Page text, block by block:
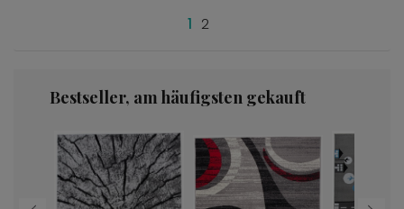
1 2
Bestseller, am häufigsten gekauft